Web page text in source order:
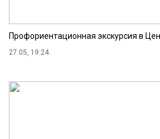
Профориентационная экскурсия в
27.05, 19:24